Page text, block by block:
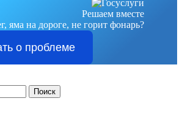
Решаем вместе
яма на дороге, не горит фонарь?
о проблеме